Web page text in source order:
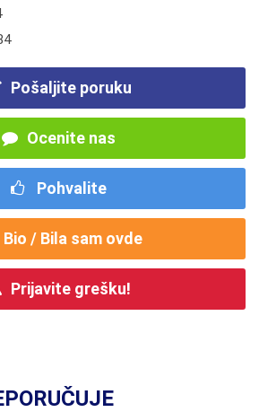
Pošaljite poruku
Ocenite nas
Pohvalite
Bio / Bila sam ovde
Prijavite grešku!